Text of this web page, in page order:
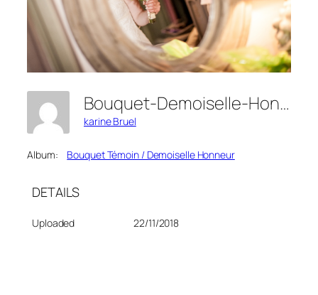
Bouquet-Demoiselle-Honneur-7
karine Bruel
Album: Bouquet Témoin / Demoiselle Honneur
DETAILS
Uploaded 22/11/2018